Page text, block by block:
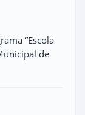
“Escola
de